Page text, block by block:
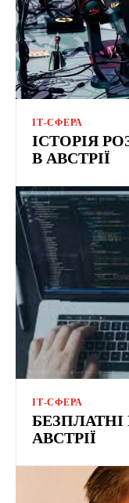
ІТ-СФЕРА
ІСТОРІЯ
В АВСТРІЇ
ІТ-СФЕРА
АВСТРІЇ